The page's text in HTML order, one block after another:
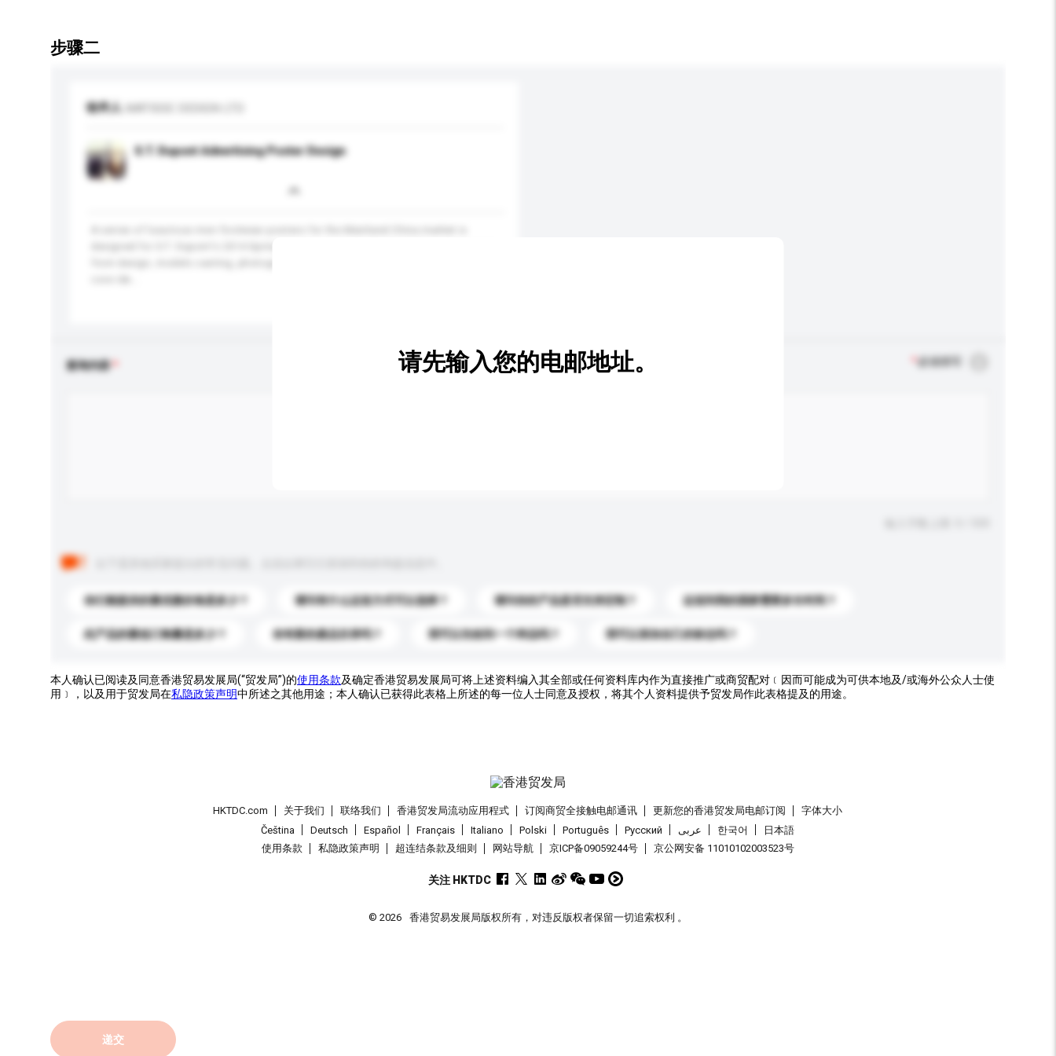
步骤二
收件人
S.T. Dupont Advertising Poster Design
查询内容 必须填写
你们能提供的最优惠价格是多少？ 请问有什么运送方式可以选择？ 请问你的产品是否支持定制？ 运送到我的国家需要多长时间？
此产品的最低订购量是多少？ 你有新的產品目录吗？ 我可以先收到一个样品吗？ 我可以添加自己的标志吗？
请先输入您的电邮地址。
本人确认已阅读及同意香港贸易发展局(“贸发局”)的使用条款及确定香港贸易发展局可将上述资料编入其全部或任何资料库内作为直接推广或商贸配对﹝因而可能成为可供本地及/或海外公众人士使
用﹞，以及用于贸发局在私隐政策声明中所述之其他用途；本人确认已获得此表格上所述的每一位人士同意及授权，将其个人资料提供予贸发局作此表格提及的用途。
递交
HKTDC.com 关于我们 联络我们 香港贸发局流动应用程式 订阅商贸全接触电邮通讯 更新您的香港贸发局电邮订阅
字体大小
Čeština
Deutsch Español Français Italiano Polski Português Pусский عربى 한국어
日本語
使用条款
私隐政策声明 超连结条款及细则 网站导航 京ICP备09059244号 京公网安备 11010102003523号
关注 HKTDC
© 2026 香港贸易发展局版权所有，对违反版权者保留一切追索权利 。